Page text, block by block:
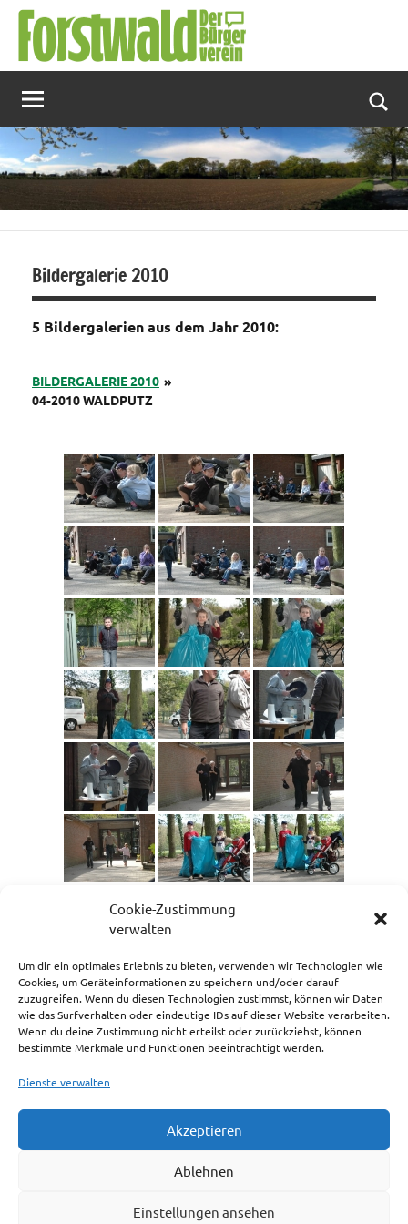
Cookie-Zustimmung
verwalten
Um dir ein optimales Erlebnis zu bieten, verwenden wir Technologien wie
Cookies, um Geräteinformationen zu speichern und/oder darauf
zuzugreifen. Wenn du diesen Technologien zustimmst, können wir Daten
wie das Surfverhalten oder eindeutige IDs auf dieser Website verarbeiten.
Wenn du deine Zustimmung nicht erteilst oder zurückziehst, können
bestimmte Merkmale und Funktionen beeinträchtigt werden.
Dienste verwalten
Akzeptieren
Ablehnen
Einstellungen ansehen
Zum
Inhalt
springen
Bildergalerie 2010
5 Bildergalerien aus dem Jahr 2010:
BILDERGALERIE 2010 »
04-2010 WALDPUTZ
Impressum